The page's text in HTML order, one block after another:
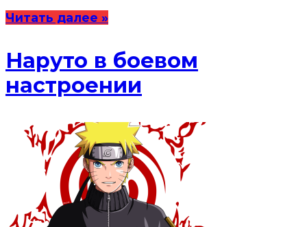
Читать далее »
Наруто в боевом
настроении